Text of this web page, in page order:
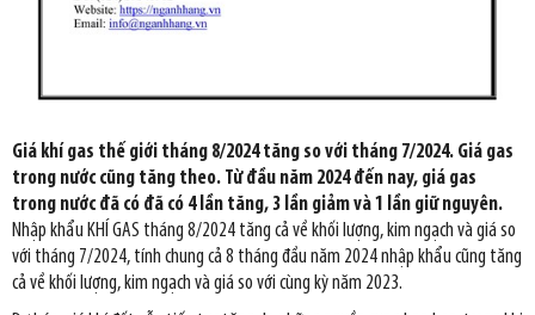
Giá khí gas thế giới tháng 8/2024 tăng so với tháng 7/2024. Giá gas
trong nước cũng tăng theo. Từ đầu năm 2024 đến nay, giá gas
trong nước đã có đã có 4 lần tăng, 3 lần giảm và 1 lần giữ nguyên.
Nhập khẩu KHÍ GAS tháng 8/2024 tăng cả về khối lượng, kim ngạch và giá so
với tháng 7/2024, tính chung cả 8 tháng đầu năm 2024 nhập khẩu cũng tăng
cả về khối lượng, kim ngạch và giá so với cùng kỳ năm 2023.